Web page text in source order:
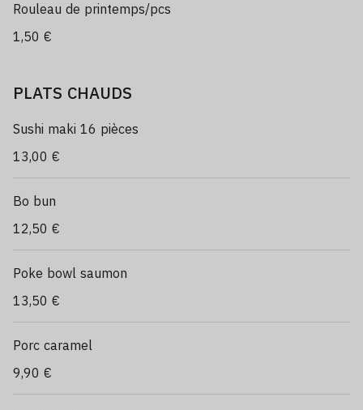
Rouleau de printemps/pcs
1,50 €
PLATS CHAUDS
Sushi maki 16 pièces
13,00 €
Bo bun
12,50 €
Poke bowl saumon
13,50 €
Porc caramel
9,90 €